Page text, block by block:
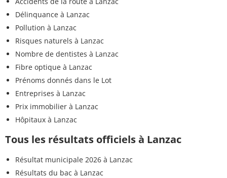
Délinquance à Lanzac
Pollution à Lanzac
Risques naturels à Lanzac
Nombre de dentistes à Lanzac
Fibre optique à Lanzac
Prénoms donnés dans le Lot
Entreprises à Lanzac
Prix immobilier à Lanzac
Hôpitaux à Lanzac
Tous les résultats officiels à Lanzac
Résultat municipale 2026 à Lanzac
Résultats du bac à Lanzac